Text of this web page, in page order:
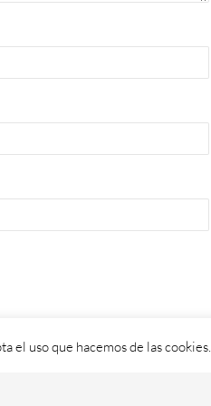
el uso que hacemos de las cookies.